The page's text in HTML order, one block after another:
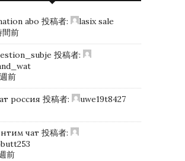
abo 投稿者:
lasix sale
間前
投稿者:
前
россия 投稿者:
uwe19t8427
чат 投稿者:
前